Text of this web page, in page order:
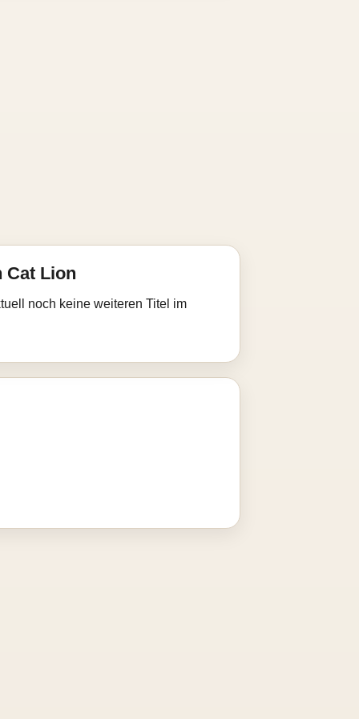
Cat Lion
noch keine weiteren Titel im